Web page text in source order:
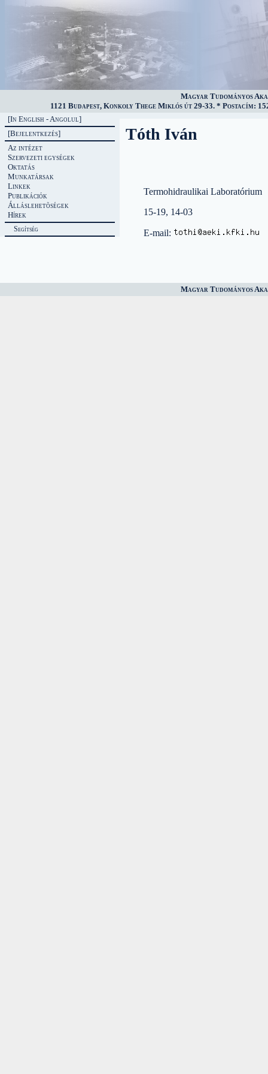
Magyar Tudományos
1121 Budapest, Konkoly Thege Miklós út 29-33. * Postacím:
[In English - Angolul]
[Bejelentkezés]
Az intézet
Szervezeti egységek
Oktatás
Munkatársak
Linkek
Publikációk
Álláslehetõségek
Hírek
Segítség
Tóth Iván
Termohidraulikai Laboratórium
15-19, 14-03
E-mail:
Magyar Tudományos